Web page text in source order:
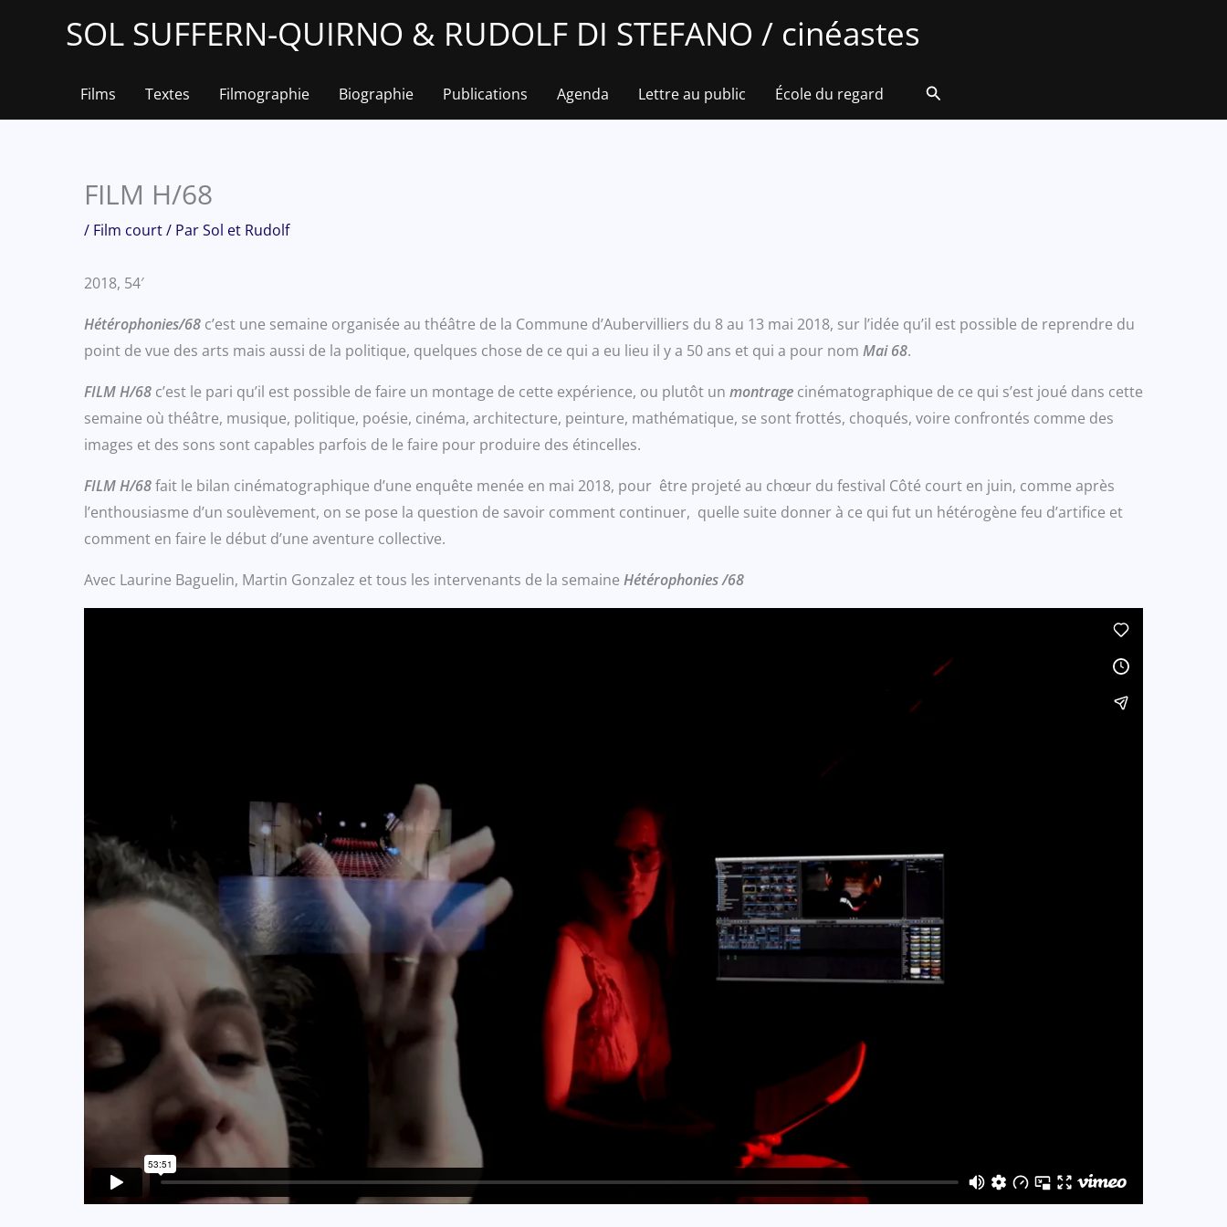
SOL SUFFERN-QUIRNO & RUDOLF DI STEFANO / cinéastes
Films Textes Filmographie Biographie Publications Agenda Lettre au public École du regard Rechercher
FILM H/68
/ Film court/ ParSol et Rudolf
2018, 54′
Hétérophonies/68 c’est une semaine organisée au théâtre de la Commune d’Aubervilliers du 8 au 13 mai 2018, sur l’idée qu’il est possible de reprendre du
point de vue des arts mais aussi de la politique, quelques chose de ce qui a eu lieu il y a 50 ans et qui a pour nom Mai 68.
FILM H/68 c’est le pari qu’il est possible de faire un montage de cette expérience, ou plutôt un montrage cinématographique de ce qui s’est joué dans cette
semaine où théâtre, musique, politique, poésie, cinéma, architecture, peinture, mathématique, se sont frottés, choqués, voire confrontés comme des
images et des sons sont capables parfois de le faire pour produire des étincelles.
FILM H/68fait le bilan cinématographique d’une enquête menée en mai 2018, pour être projeté au chœur du festival Côté court en juin, comme après
l’enthousiasme d’un soulèvement, on se pose la question de savoir comment continuer, quelle suite donner à ce qui fut un hétérogène feu d’artifice et
comment en faire le début d’une aventure collective.
Avec Laurine Baguelin, Martin Gonzalez et tous les intervenants de la semaine Hétérophonies /68